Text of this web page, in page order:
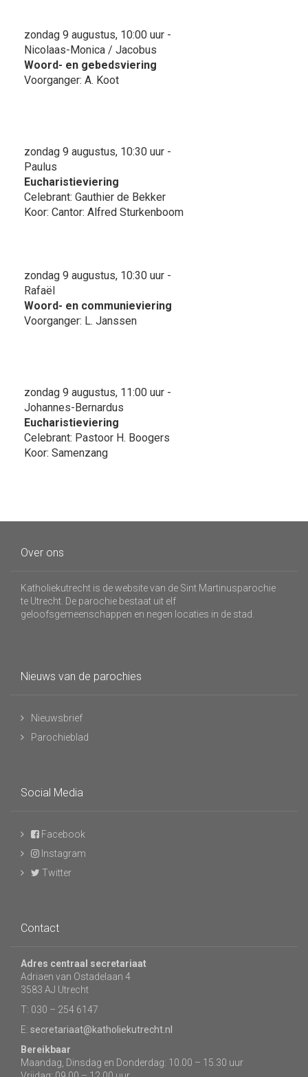
zondag 9 augustus, 10:00 uur -
Nicolaas-Monica / Jacobus
Woord- en gebedsviering
Voorganger: A. Koot
zondag 9 augustus, 10:30 uur -
Paulus
Eucharistieviering
Celebrant: Gauthier de Bekker
Koor: Cantor: Alfred Sturkenboom
zondag 9 augustus, 10:30 uur -
Rafaël
Woord- en communieviering
Voorganger: L. Janssen
zondag 9 augustus, 11:00 uur -
Johannes-Bernardus
Eucharistieviering
Celebrant: Pastoor H. Boogers
Koor: Samenzang
Over ons
Katholiekutrecht is de website van de Sint Martinusparochie
te Utrecht. De parochie bestaat uit elf
geloofsgemeenschappen en negen locaties in de stad.
Nieuws van de parochies
Nieuwsbrief
Parochieblad
Social Media
Facebook
Instagram
Twitter
Contact
Adres centraal secretariaat
Adriaen van Ostadelaan 4
3583 AJ Utrecht
T: 030 – 254 6147
E: secretariaat@katholiekutrecht.nl
Bereikbaar
Maandag, Dinsdag en Donderdag: 10.00 – 15.30 uur